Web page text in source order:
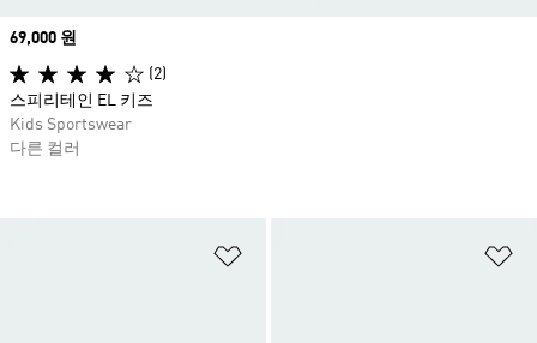
Price
69,000 원
(2)
스피리테인 EL 키즈
Kids Sportswear
다른 컬러